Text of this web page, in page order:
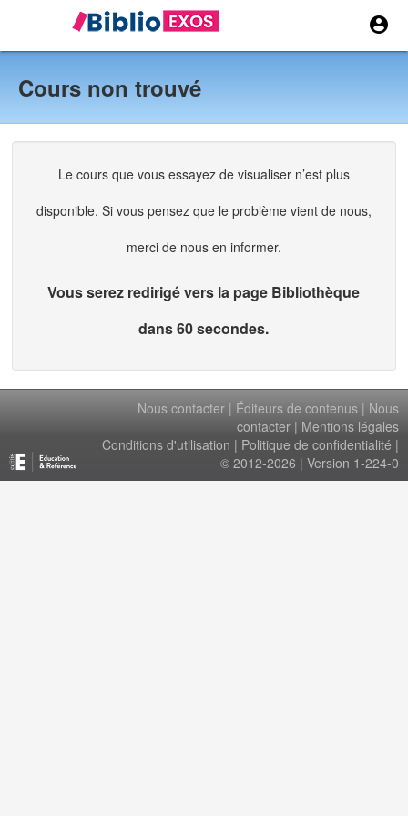

Cours non trouvé
Le cours que vous essayez de visualiser n’est plus
disponible. Si vous pensez que le problème vient de nous,
merci de nous en informer.
Vous serez redirigé vers la page Bibliothèque
dans 60 secondes.
Nous contacter | Éditeurs de contenus | Nous
contacter | Mentions légales
Conditions d'utilisation | Politique de confidentialité |
© 2012-2026 | Version 1-224-0